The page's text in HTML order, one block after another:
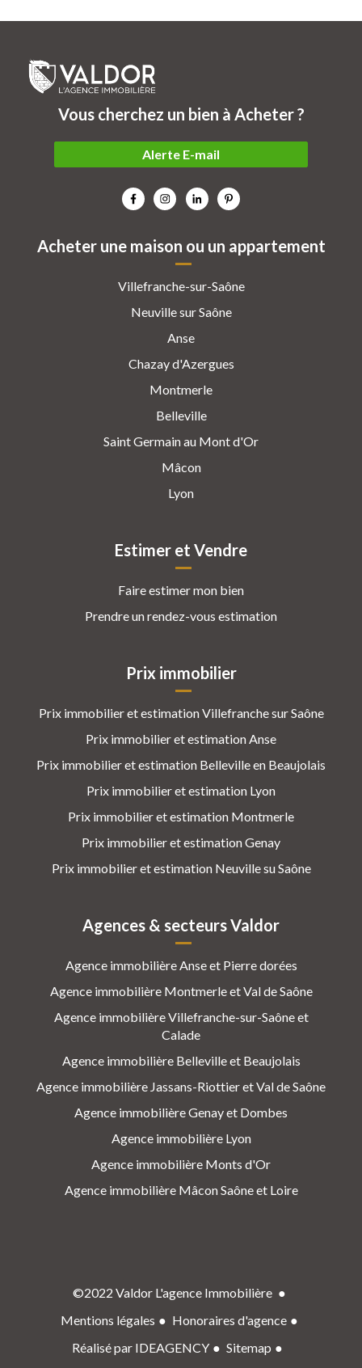
Acheter une maison ou un appartement
Villefranche-sur-Saône
Neuville sur Saône
Anse
Chazay d'Azergues
Montmerle
Belleville
Saint Germain au Mont d'Or
Mâcon
Lyon
Estimer et Vendre
Faire estimer mon bien
Prendre un rendez-vous estimation
Prix immobilier
Prix immobilier et estimation Villefranche sur Saône
Prix immobilier et estimation Anse
Prix immobilier et estimation Belleville en Beaujolais
Prix immobilier et estimation Lyon
Prix immobilier et estimation Montmerle
Prix immobilier et estimation Genay
Prix immobilier et estimation Neuville su Saône
Agences & secteurs Valdor
Agence immobilière Anse et Pierre dorées
Agence immobilière Montmerle et Val de Saône
Agence immobilière Villefranche-sur-Saône et
Calade
Agence immobilière Belleville et Beaujolais
Agence immobilière Jassans-Riottier et Val de Saône
Agence immobilière Genay et Dombes
Agence immobilière Lyon
Agence immobilière Monts d'Or
Agence immobilière Mâcon Saône et Loire
Vous cherchez un bien à Acheter ?
Alerte E-mail
©2022 Valdor L'agence Immobilière
Mentions légales
Honoraires d'agence
Réalisé par IDEAGENCY
Sitemap